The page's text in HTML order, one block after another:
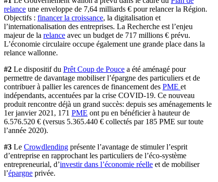
relance une enveloppe de 7,64 milliards € pour relancer la Région.
Objectifs : financer la croissance, la digitalisation et
l’internationalisation des entreprises. La Recherche est l’enjeu
majeur de la relance avec un budget de 717 millions € prévu.
L’économie circulaire occupe également une grande place dans la
relance wallonne.
#2 Le dispositif du Prêt Coup de Pouce a été aménagé pour
permettre de davantage mobiliser l’épargne des particuliers et de
contribuer à pallier les carences de financement des PME et
indépendants, accentuées par la crise COVID-19. Ce nouveau
produit rencontre déjà un grand succès: depuis ses aménagements le
1er janvier 2021, 171 PME ont pu en bénéficier à hauteur de
6.576.520 € (versus 5.365.440 € collectés par 185 PME sur toute
l’année 2020).
#3 Le Crowdlending présente l’avantage de stimuler l’esprit
d’entreprise en rapprochant les particuliers de l’éco-système
entrepreneurial, d’investir dans l’économie réelle et de mobiliser
l’épargne privée.